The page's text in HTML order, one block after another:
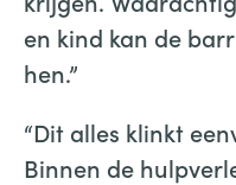
en kind kan de
hen.”
“Dit alles klinkt
Binnen de